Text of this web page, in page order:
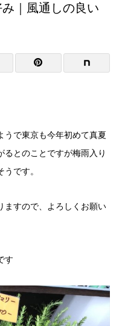
｜風通しの良い
うで東京も今年初めて真夏
るとのことですが梅雨入り
です。
ますので、よろしくお願い
す